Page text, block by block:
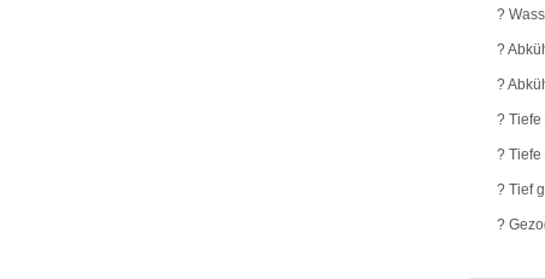
?
?
?
? Tiefe
? Tiefe
? Tief
?